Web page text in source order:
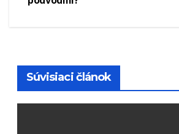
Súvisiaci článok